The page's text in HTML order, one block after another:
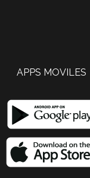
APPS MOVILES